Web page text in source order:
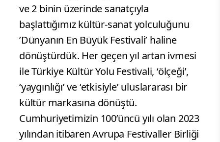
ve 2 binin üzerinde sanatçıyla
başlattığımız kültür-sanat yolculuğunu
’Dünyanın En Büyük Festivali’ haline
dönüştürdük. Her geçen yıl artan ivmesi
ile Türkiye Kültür Yolu Festivali, ‘ölçeği’,
‘yaygınlığı’ ve ‘etkisiyle’ uluslararası bir
kültür markasına dönüştü.
Cumhuriyetimizin 100’üncü yılı olan 2023
yılından itibaren Avrupa Festivaller Birliği